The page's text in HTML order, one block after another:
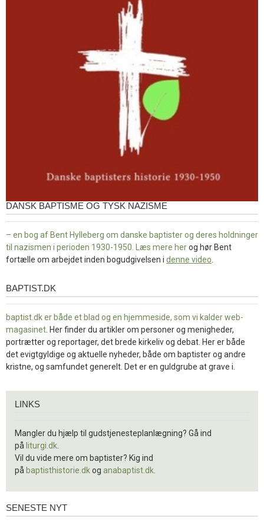
DANSK BAPTISME OG TYSK NAZISME
– en bog af Bent Hylleberg om danske baptister og deres holdninger
til nazismen i perioden 1930-1950. Læs mere herog hør Bent
fortælle om arbejdet inden bogudgivelsen i denne video
baptist.dk
BAPTIST.DK
baptist.dk er både et blad og en hjemmeside, som vi kalder web-
magasinet . Her finder du artikler om personer og menigheder,
portrætter og reportager, det brede kirkeliv og debat. Her er både
det evigtgyldige og aktuelle nyheder, både om baptister og andre
kristne, og samfundet generelt. Det er en guldgrube at grave i.
LINKS
Mangler du hjælp til gudstjenesteplanlægning? Gå ind
på liturgi.dk
Vil du vide mere om baptister? Kig ind
på baptisthistorie.dkog anabaptist.dk
Seneste
SENESTE NYT